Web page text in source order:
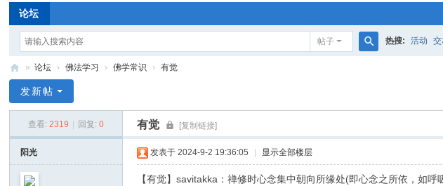
论坛
帖子 热搜: 活动
净
心
» 论坛 › 佛法学习 › 佛学常识 › 有觉
发新帖
查看: 2319 回复: 0 有觉 [复制链接]
阳光 发表于 2024-9-2 19:36:05 显示全部楼层
【有觉】savitakka：禅修时心念集中朝向所缘处(即心念之所依，如